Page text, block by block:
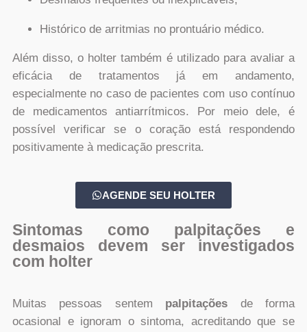
Histórico de arritmias no prontuário médico.
Além disso, o holter também é utilizado para avaliar a
eficácia de tratamentos já em andamento,
especialmente no caso de pacientes com uso contínuo
de medicamentos antiarrítmicos. Por meio dele, é
possível verificar se o coração está respondendo
positivamente à medicação prescrita.
AGENDE SEU HOLTER
Sintomas como palpitações e
desmaios devem ser investigados
com holter
Muitas pessoas sentem palpitações de forma
ocasional e ignoram o sintoma, acreditando que se